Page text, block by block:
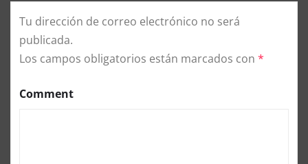
Tu dirección de correo electrónico no será
publicada.
Los campos obligatorios están marcados con *
Comment